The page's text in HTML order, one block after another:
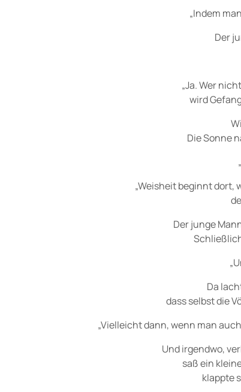
„Indem
Der
„Ja. Wer
wird
Die Sonne
„Weisheit beginnt dort,
Der junge
Da
dass selbst die
„Vielleicht dann, wenn man
Und irgendwo,
saß ein
klappte